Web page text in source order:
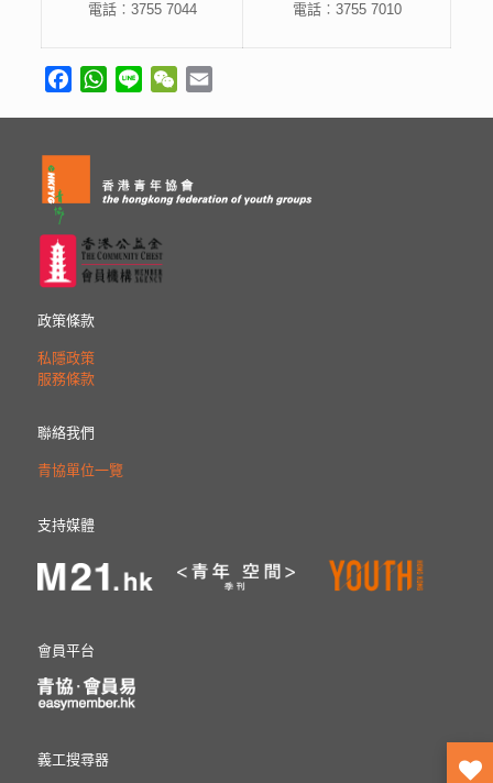
電話︰3755 7044 電話︰3755 7010
FacebookWhatsApp
Line WeChat
政策條款
私隱政策
服務條款
聯絡我們
青協單位一覽
支持媒體
會員平台
義工搜尋器